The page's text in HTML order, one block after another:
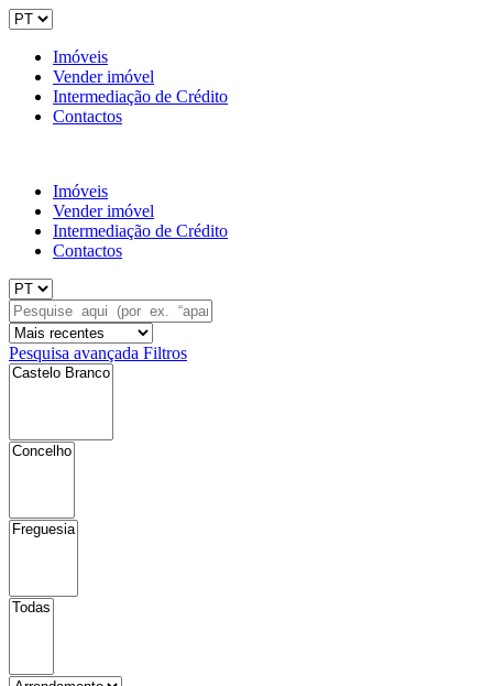
Imóveis
Vender imóvel
Intermediação de Crédito
Contactos
Imóveis
Vender imóvel
Intermediação de Crédito
Contactos
Pesquisa avançada Filtros